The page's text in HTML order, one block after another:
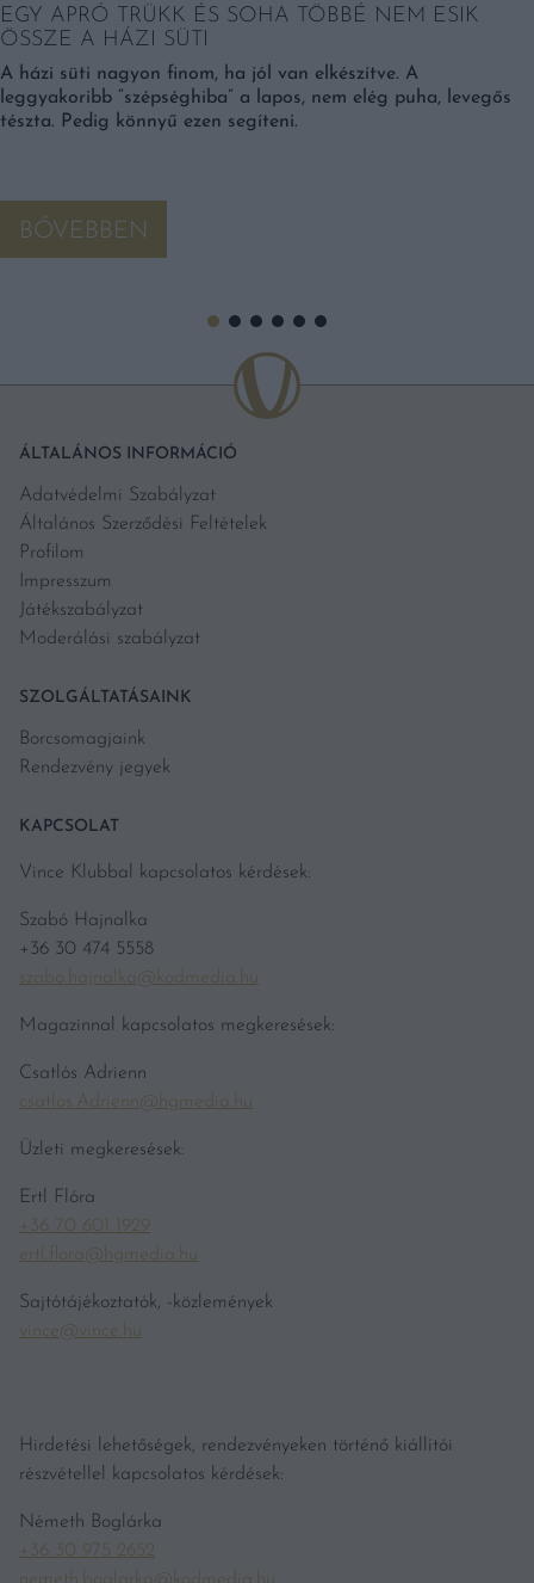
EGY APRÓ TRÜKK ÉS SOHA TÖBBÉ NEM ESIK
ÖSSZE A HÁZI SÜTI
A házi süti nagyon finom, ha jól van elkészítve. A
leggyakoribb “szépséghiba” a lapos, nem elég puha, levegős
tészta. Pedig könnyű ezen segíteni.
BŐVEBBEN
ÁLTALÁNOS INFORMÁCIÓ
Adatvédelmi Szabályzat
Általános Szerződési Feltételek
Profilom
Impresszum
Játékszabályzat
Moderálási szabályzat
SZOLGÁLTATÁSAINK
Borcsomagjaink
Rendezvény jegyek
KAPCSOLAT
Vince Klubbal kapcsolatos kérdések:
Szabó Hajnalka
+36 30 474 5558
szabo.hajnalka@kodmedia.hu
Magazinnal kapcsolatos megkeresések:
Csatlós Adrienn
csatlos.Adrienn@hgmedia.hu
Üzleti megkeresések:
Ertl Flóra
+36 70 601 1929
ertl.flora@hgmedia.hu
Sajtótájékoztatók, -közlemények
vince@vince.hu
Hirdetési lehetőségek, rendezvényeken történő kiállítói
részvétellel kapcsolatos kérdések:
Németh Boglárka
+36 30 975 2652